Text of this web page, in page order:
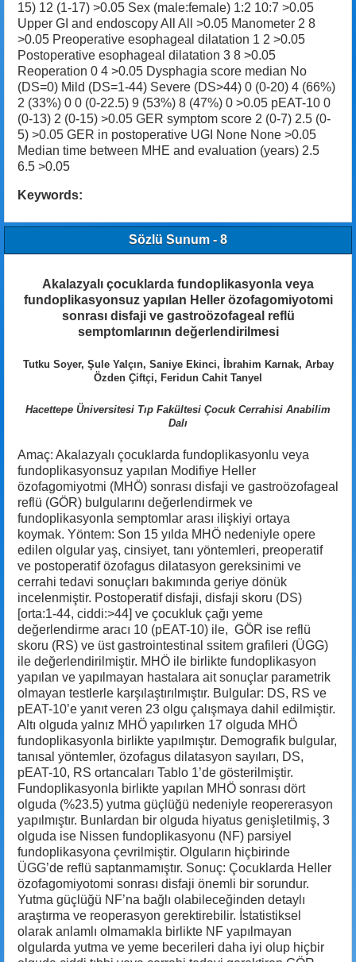
15) 12 (1-17) >0.05 Sex (male:female) 1:2 10:7 >0.05
Upper GI and endoscopy All All >0.05 Manometer 2 8
>0.05 Preoperative esophageal dilatation 1 2 >0.05
Postoperative esophageal dilatation 3 8 >0.05
Reoperation 0 4 >0.05 Dysphagia score median No
(DS=0) Mild (DS=1-44) Severe (DS>44) 0 (0-20) 4 (66%)
2 (33%) 0 0 (0-22.5) 9 (53%) 8 (47%) 0 >0.05 pEAT-10 0
(0-13) 2 (0-15) >0.05 GER symptom score 2 (0-7) 2.5 (0-
5) >0.05 GER in postoperative UGI None None >0.05
Median time between MHE and evaluation (years) 2.5
6.5 >0.05
Keywords:
Sözlü Sunum - 8
Akalazyalı çocuklarda fundoplikasyonla veya
fundoplikasyonsuz yapılan Heller özofagomiyotomi
sonrası disfaji ve gastroözofageal reflü
semptomlarının değerlendirilmesi
Tutku Soyer, Şule Yalçın, Saniye Ekinci, İbrahim Karnak, Arbay
Özden Çiftçi, Feridun Cahit Tanyel
Hacettepe Üniversitesi Tıp Fakültesi Çocuk Cerrahisi Anabilim
Dalı
Amaç: Akalazyalı çocuklarda fundoplikasyonlu veya
fundoplikasyonsuz yapılan Modifiye Heller
özofagomiyotmi (MHÖ) sonrası disfaji ve gastroözofageal
reflü (GÖR) bulgularını değerlendirmek ve
fundoplikasyonla semptomlar arası ilişkiyi ortaya
koymak. Yöntem: Son 15 yılda MHÖ nedeniyle opere
edilen olgular yaş, cinsiyet, tanı yöntemleri, preoperatif
ve postoperatif özofagus dilatasyon gereksinimi ve
cerrahi tedavi sonuçları bakımında geriye dönük
incelenmiştir. Postoperatif disfaji, disfaji skoru (DS)
[orta:1-44, ciddi:>44] ve çocukluk çağı yeme
değerlendirme aracı 10 (pEAT-10) ile, GÖR ise reflü
skoru (RS) ve üst gastrointestinal ssitem grafileri (ÜGG)
ile değerlendirilmiştir. MHÖ ile birlikte fundoplikasyon
yapılan ve yapılmayan hastalara ait sonuçlar parametrik
olmayan testlerle karşılaştırılmıştır. Bulgular: DS, RS ve
pEAT-10’e yanıt veren 23 olgu çalışmaya dahil edilmiştir.
Altı olguda yalnız MHÖ yapılırken 17 olguda MHÖ
fundoplikasyonla birlikte yapılmıştır. Demografik bulgular,
tanısal yöntemler, özofagus dilatasyon sayıları, DS,
pEAT-10, RS ortancaları Tablo 1’de gösterilmiştir.
Fundoplikasyonla birlikte yapılan MHÖ sonrası dört
olguda (%23.5) yutma güçlüğü nedeniyle reopererasyon
yapılmıştır. Bunlardan bir olguda hiyatus genişletilmiş, 3
olguda ise Nissen fundoplikasyonu (NF) parsiyel
fundoplikasyona çevrilmiştir. Olguların hiçbirinde
ÜGG’de reflü saptanmamıştır. Sonuç: Çocuklarda Heller
özofagomiyotomi sonrası disfaji önemli bir sorundur.
Yutma güçlüğü NF’na bağlı olabileceğinden detaylı
araştırma ve reoperasyon gerektirebilir. İstatistiksel
olarak anlamlı olmamakla birlikte NF yapılmayan
olgularda yutma ve yeme becerileri daha iyi olup hiçbir